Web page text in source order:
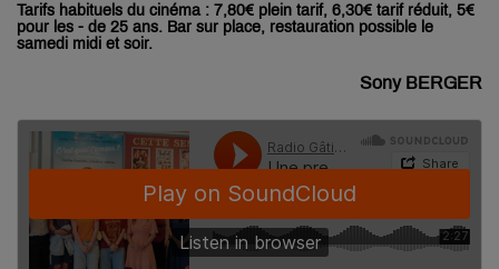
Tarifs habituels du cinéma : 7,80€ plein tarif, 6,30€ tarif réduit, 5€
pour les - de 25 ans. Bar sur place, restauration possible le
samedi midi et soir.
Sony BERGER